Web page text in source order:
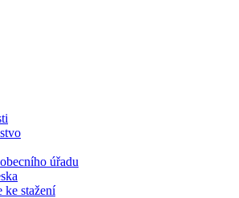
úřadu
ke stažení